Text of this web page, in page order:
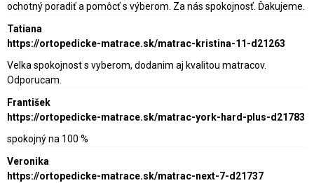
ochotný poradiť a pomôcť s výberom. Za nás spokojnosť. Ďakujeme.
Tatiana
https://ortopedicke-matrace.sk/matrac-kristina-11-d21263
Velka spokojnost s vyberom, dodanim aj kvalitou matracov.
Odporucam.
František
https://ortopedicke-matrace.sk/matrac-york-hard-plus-d21783
spokojný na 100 %
Veronika
https://ortopedicke-matrace.sk/matrac-next-7-d21737